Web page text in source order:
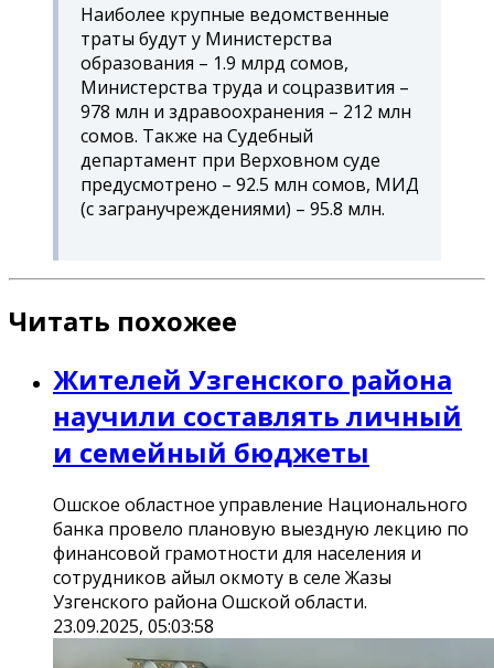
Наиболее крупные ведомственные
траты будут у Министерства
образования – 1.9 млрд сомов,
Министерства труда и соцразвития –
978 млн и здравоохранения – 212 млн
сомов. Также на Судебный
департамент при Верховном суде
предусмотрено – 92.5 млн сомов, МИД
(с загранучреждениями) – 95.8 млн.
Читать похожее
Жителей Узгенского района
научили составлять личный
и семейный бюджеты
Ошское областное управление Национального
банка провело плановую выездную лекцию по
финансовой грамотности для населения и
сотрудников айыл окмоту в селе Жазы
Узгенского района Ошской области.
23.09.2025, 05:03:58